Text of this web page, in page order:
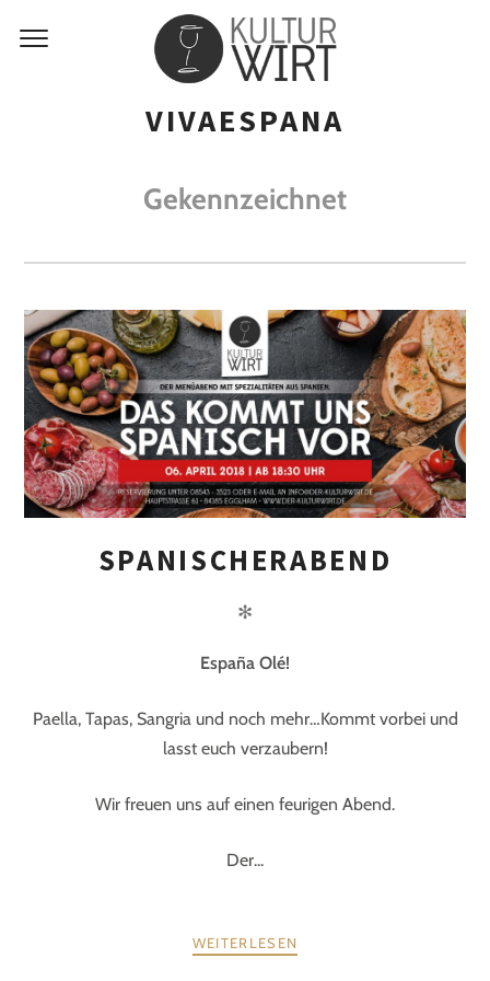
VIVAESPANA
Gekennzeichnet
SPANISCHERABEND
✻
España Olé!
Paella, Tapas, Sangria und noch mehr…Kommt vorbei und
lasst euch verzaubern!
Wir freuen uns auf einen feurigen Abend.
Der...
WEITERLESEN